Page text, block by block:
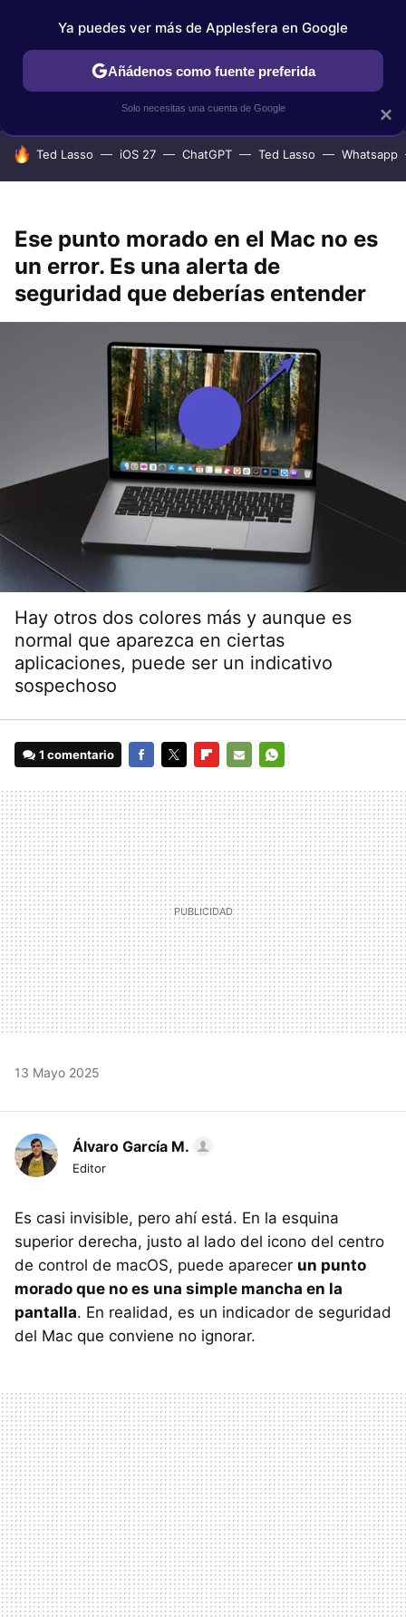
IPHONE TUTORIALES APPLESFERA SELECCIÓN
HOY SE HABLA DE
Ted Lasso iOS 27 ChatGPT Ted Lasso Whatsapp
Ese punto morado en el Mac no es
un error. Es una alerta de
seguridad que deberías entender
Hay otros dos colores más y aunque es
normal que aparezca en ciertas
aplicaciones, puede ser un indicativo
sospechoso
1 comentario
MAIL
13 Mayo 2025
Álvaro García M.
Editor
Es casi invisible, pero ahí está. En la esquina
superior derecha, justo al lado del icono del centro
de control de macOS, puede aparecer un punto
morado que no es una simple mancha en la
pantalla. En realidad, es un indicador de seguridad
del Mac que conviene no ignorar.
×
Ya puedes ver más de Applesfera en Google
Añádenos como fuente preferida
Solo necesitas una cuenta de Google